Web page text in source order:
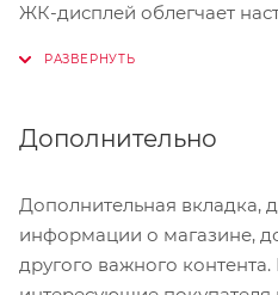
ЖК-дисплей облегчает
экономии энергии, а
Корпус принтера SM-
проникновения пыли и
Дополнительно
Дополнительная вкладка,
информации о магазине,
другого важного